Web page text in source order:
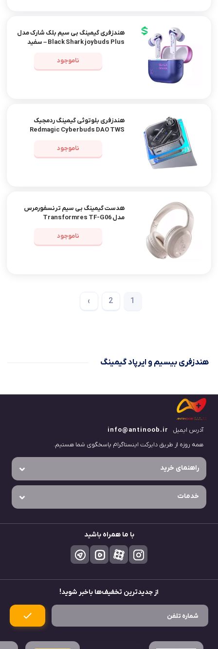
هندزفری گیمینگ بی سیم بلک شارک مدل
Black Shark joybuds Plus – سفید
ناموجود
هندزفری بلوتوثی گیمینگ ردمجیک
Redmagic Cyberbuds DAO TWS
ناموجود
هدست گیمینگ بی سیم ترنسفورمرس
مدل Transformres TF-G06
ناموجود
1
2
›
هندزفری بیسیم و ایرپاد گیمینگ
آدرس ایمیل
info@antinoob.ir
همه روزه از طریق دایرکت اینستاگرام پاسخگوی شما هستیم.
راهنمای خرید
خدمات
با ما همراه باشید
از جدید‌ترین تخفیف‌ها باخبر شوید!